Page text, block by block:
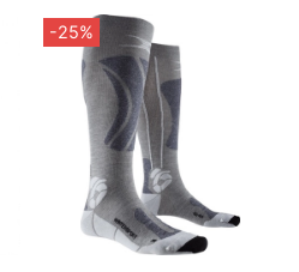
-25%